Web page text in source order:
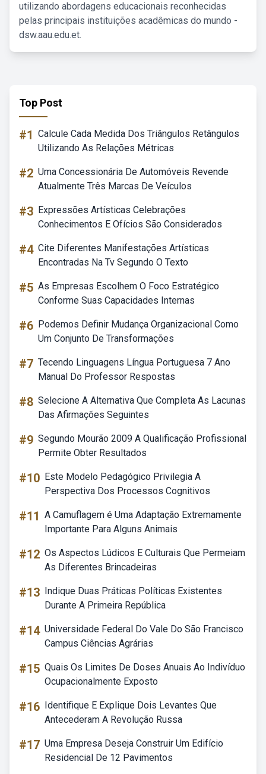
utilizando abordagens educacionais reconhecidas
pelas principais instituições acadêmicas do mundo -
dsw.aau.edu.et.
Top Post
#1 Calcule Cada Medida Dos Triângulos Retângulos
Utilizando As Relações Métricas
#2 Uma Concessionária De Automóveis Revende
Atualmente Três Marcas De Veículos
#3 Expressões Artísticas Celebrações
Conhecimentos E Ofícios São Considerados
#4 Cite Diferentes Manifestações Artísticas
Encontradas Na Tv Segundo O Texto
#5 As Empresas Escolhem O Foco Estratégico
Conforme Suas Capacidades Internas
#6 Podemos Definir Mudança Organizacional Como
Um Conjunto De Transformações
#7 Tecendo Linguagens Língua Portuguesa 7 Ano
Manual Do Professor Respostas
#8 Selecione A Alternativa Que Completa As Lacunas
Das Afirmações Seguintes
#9 Segundo Mourão 2009 A Qualificação Profissional
Permite Obter Resultados
#10 Este Modelo Pedagógico Privilegia A
Perspectiva Dos Processos Cognitivos
#11 A Camuflagem é Uma Adaptação Extremamente
Importante Para Alguns Animais
#12 Os Aspectos Lúdicos E Culturais Que Permeiam
As Diferentes Brincadeiras
#13 Indique Duas Práticas Políticas Existentes
Durante A Primeira República
#14 Universidade Federal Do Vale Do São Francisco
Campus Ciências Agrárias
#15 Quais Os Limites De Doses Anuais Ao Indivíduo
Ocupacionalmente Exposto
#16 Identifique E Explique Dois Levantes Que
Antecederam A Revolução Russa
#17 Uma Empresa Deseja Construir Um Edifício
Residencial De 12 Pavimentos